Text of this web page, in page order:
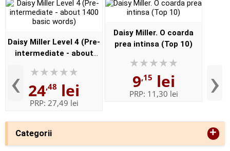
Categorii +
‹
Daisy Miller Level 4 (Pre-
intermediate - about
24,48 lei
PRP: 27,49 lei
Daisy Miller. O coarda
prea intinsa (Top 10)
9,15 lei
PRP: 11,30 lei ›